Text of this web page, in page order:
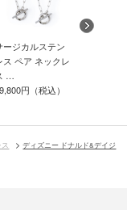
ージカルステン
ス ペア ネックレ
…
円（税込）
ディズニー ドナルド&デイジ